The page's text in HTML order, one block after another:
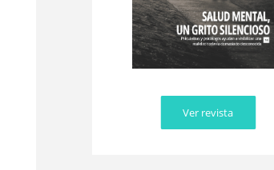
Ver revista